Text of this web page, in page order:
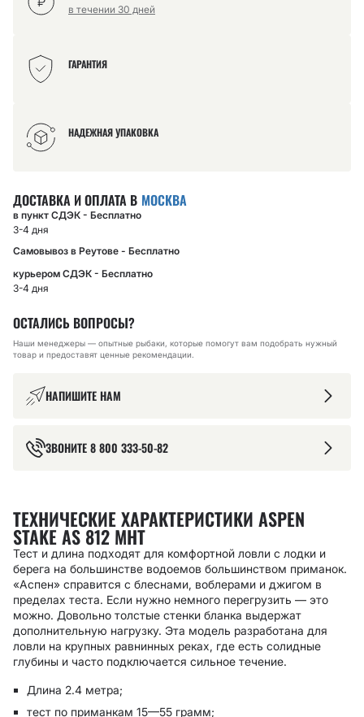
в течении 30 дней
ГАРАНТИЯ
НАДЕЖНАЯ УПАКОВКА
ДОСТАВКА И ОПЛАТА В МОСКВА
в пункт СДЭК - Бесплатно
3-4 дня
Самовывоз в Реутове - Бесплатно
курьером СДЭК - Бесплатно
3-4 дня
ОСТАЛИСЬ ВОПРОСЫ?
Наши менеджеры — опытные рыбаки, которые помогут вам подобрать нужный
товар и предоставят ценные рекомендации.
НАПИШИТЕ НАМ
ЗВОНИТЕ8 800 333-50-82
ТЕХНИЧЕСКИЕ ХАРАКТЕРИСТИКИ ASPEN
STAKE AS 812 MHT
Тест и длина подходят для комфортной ловли с лодки и
берега на большинстве водоемов большинством приманок.
«Аспен» справится с блеснами, воблерами и джигом в
пределах теста. Если нужно немного перегрузить — это
можно. Довольно толстые стенки бланка выдержат
дополнительную нагрузку. Эта модель разработана для
ловли на крупных равнинных реках, где есть солидные
глубины и часто подключается сильное течение.
Длина 2.4 метра;
тест по приманкам 15—55 грамм;